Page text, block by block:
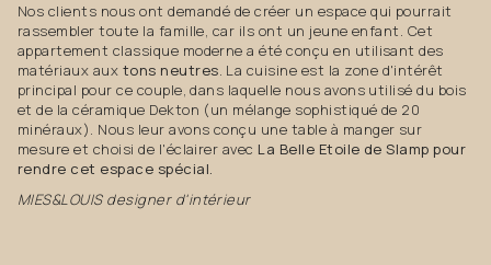
Nos clients nous ont demandé de créer un espace qui pourrait
rassembler toute la famille, car ils ont un jeune enfant. Cet
appartement classique moderne a été conçu en utilisant des
matériaux aux tons neutres. La cuisine est la zone d'intérêt
principal pour ce couple, dans laquelle nous avons utilisé du bois
et de la céramique Dekton (un mélange sophistiqué de 20
minéraux). Nous leur avons conçu une table à manger sur
mesure et choisi de l'éclairer avec La Belle Etoile de Slamp pour
rendre cet espace spécial.
MIES&LOUIS designer d'intérieur